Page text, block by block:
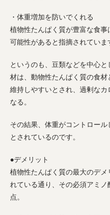
・体重増加を防いでくれる
植物性たんぱく質が豊富な食
可能性があると指摘されていま
というのも、豆類などを中心
材は、動物性たんぱく質の食材
維持しやすいとされ、過剰な
なる。
その結果、体重がコントロー
とされているのです。
●デメリット
植物性たんぱく質の最大のデ
れている通り、その必須アミ
点。